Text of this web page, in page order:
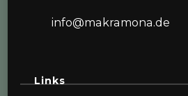
info@makramona.de
Links